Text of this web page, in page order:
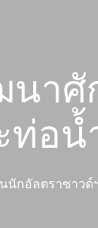
นา
ท่อน้
นนักอัลตราซาว